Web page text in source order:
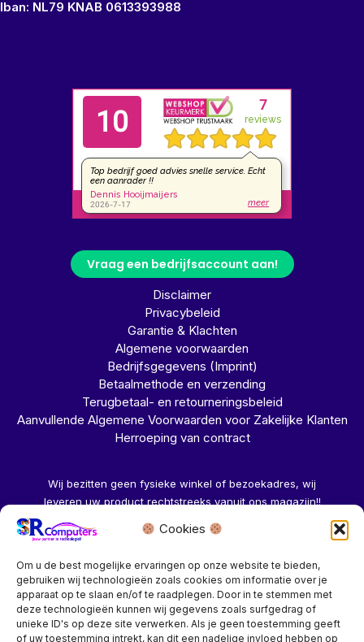
Cookies
Om u de best mogelijke ervaringen op onze website te bieden,
gebruiken wij technologieën zoals cookies om informatie over je
apparaat op te slaan en/of te raadplegen. Door in te stemmen met
deze technologieën kunnen wij gegevens zoals surfgedrag of
unieke ID's op deze site verwerken. Als je geen toestemming geeft
of uw toestemming intrekt, kan dit een nadelige invloed hebben op
Iban: NL79 KNAB 0613393988
Vraag een bedrijfsaccount aan!
Disclaimer
Privacybeleid
Garantie & Klachten
Algemene voorwaarden
Bedrijfsgegevens (Imprint)
Betaalmethode en verzending
Terugbetaal- en retourneringsbeleid
Aanvullende Algemene Voorwaarden voor Zakelijke Klanten
Herroeping van contract
Wij bezitten geen fysieke winkel of bezoekadres, wij
leveren uw product rechtstreeks vanuit ons magazijn!!
Herroeping aanvragen →